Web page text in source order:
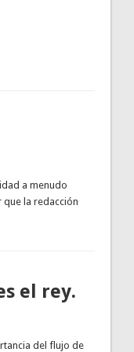
a menudo
que la redacción
el rey.
del flujo de